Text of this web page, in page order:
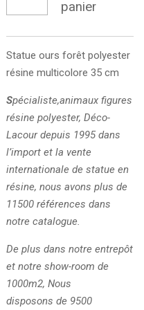
panier
Statue ours forêt polyester
résine multicolore 35 cm
Spécialiste,animaux figures
résine polyester, Déco-
Lacour depuis 1995 dans
l’import et la vente
internationale de statue en
résine, nous avons plus de
11500 références dans
notre catalogue.
De plus dans notre entrepôt
et notre show-room de
1000m2, Nous
disposons de 9500